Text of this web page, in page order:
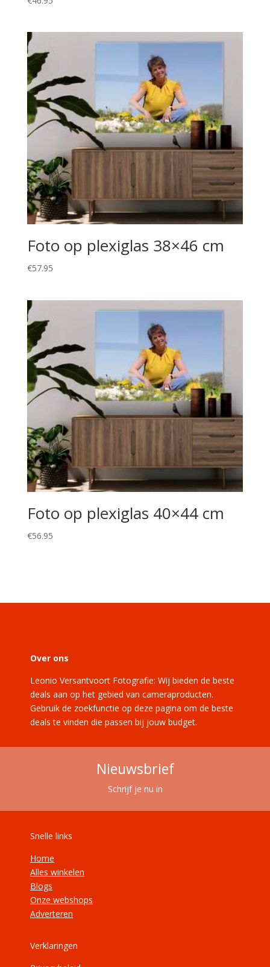
Foto op plexiglas 38×46 cm
€57.95
Foto op plexiglas 40×44 cm
€56.95
Over ons
Leonio Versantvoort Fotografie: Wij bieden de beste
deals aan op het gebied van cameraproducten.
Gebruik de zoekfunctie op deze pagina om de beste
deals te vinden die passen bij jouw budget.
Nieuwsbrief
Schrijf je nu in
Snelle links
Home
Alles winkelen
Blogs
Onze webshops
Adverteren
Verklaringen